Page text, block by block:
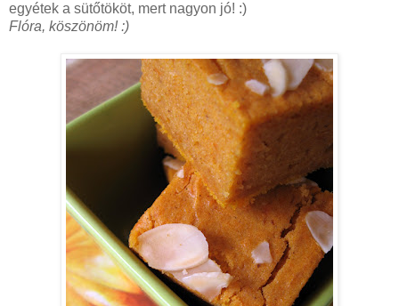
egyétek a sütőtököt, mert nagyon jó! :)
Flóra, köszönöm! :)